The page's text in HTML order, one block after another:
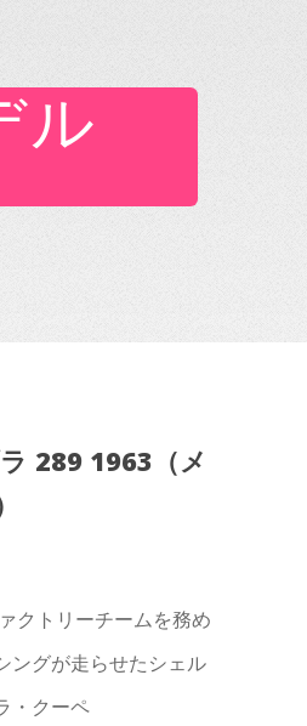
ル
289 1963（メ
クトリーチームを務め
ングが走らせたシェル
・クーペ